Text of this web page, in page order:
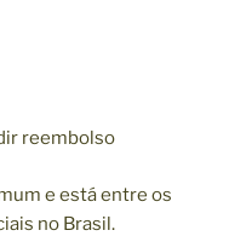
reembolso
e está entre os
no Brasil.